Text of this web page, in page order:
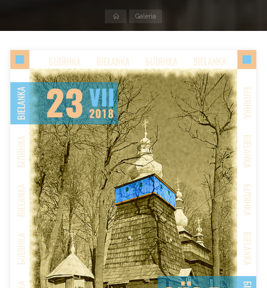
StronaGaleria